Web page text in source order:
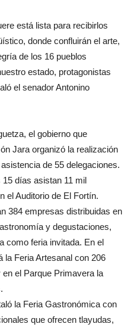
está lista para recibirlos
donde confluirán el arte,
de los 16 pueblos
estado, protagonistas
el senador Antonino
el gobierno que
Jara organizó la realización
de 55 delegaciones.
días asistan 11 mil
el Auditorio de El Fortín.
384 empresas distribuidas en
y degustaciones,
como feria invitada. En el
la Feria Artesanal con 206
el Parque Primavera la
la Feria Gastronómica con
que ofrecen tlayudas,